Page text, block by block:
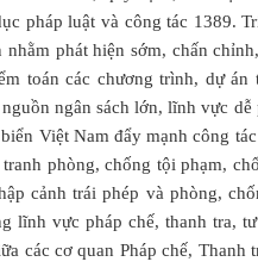
pháp luật và công tác 1389.
phát hiện sớm, chấn
toán các chương trình, dự án
ngân sách lớn, lĩnh vực dễ
Việt Nam đẩy mạnh công
phòng, chống tội phạm,
cảnh trái phép và phòng,
lĩnh vực pháp chế, thanh tra,
các cơ quan Pháp chế, Thanh